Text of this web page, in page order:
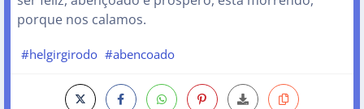
porque nos calamos.
#helgirgirodo #abencoado